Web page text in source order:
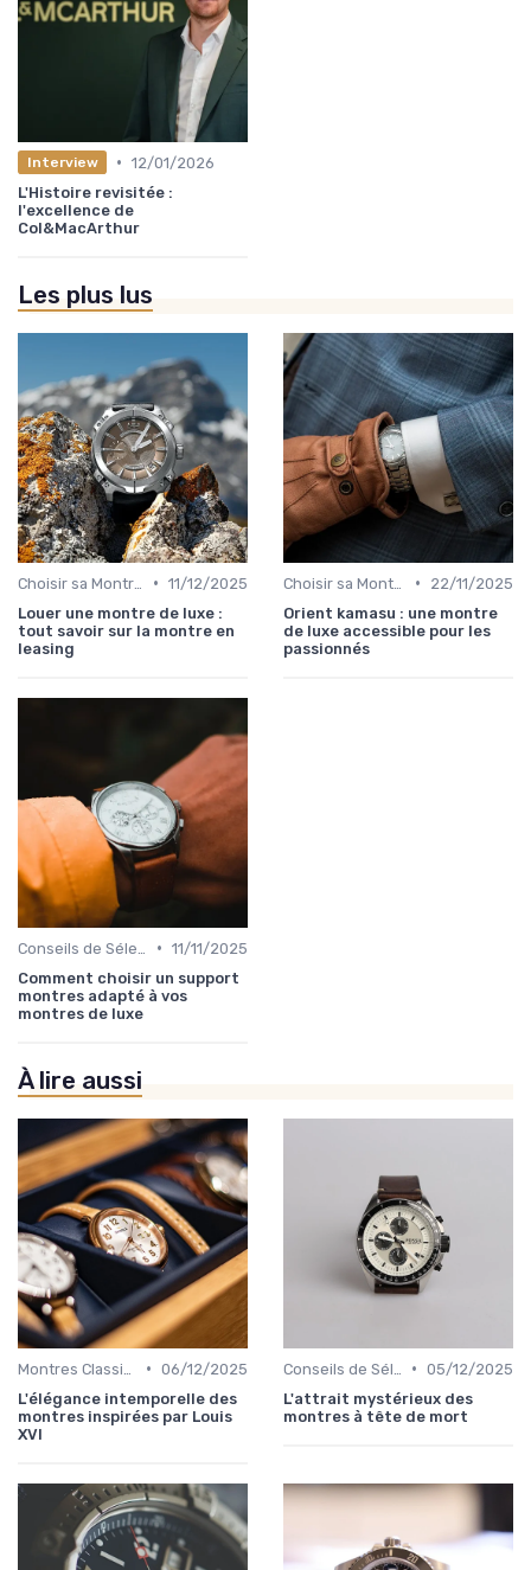
Interview • 12/01/2026
L'Histoire revisitée :
l'excellence de
Col&MacArthur
Les plus lus
• 11/12/2025
Louer une montre de luxe :
tout savoir sur la montre en
leasing
•
22/11/2025
Orient kamasu : une montre
de luxe accessible pour les
passionnés
• 11/11/2025
Comment choisir un support
montres adapté à vos
montres de luxe
À lire aussi
• 06/12/2025
L'élégance intemporelle des
montres inspirées par Louis
XVI
• 05/12/2025
L'attrait mystérieux des
montres à tête de mort